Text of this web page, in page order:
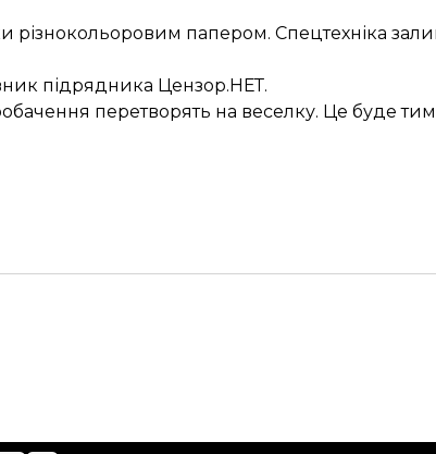
папером. Спецтехніка
підрядника Цензор.НЕТ.
перетворять на веселку. Це буде